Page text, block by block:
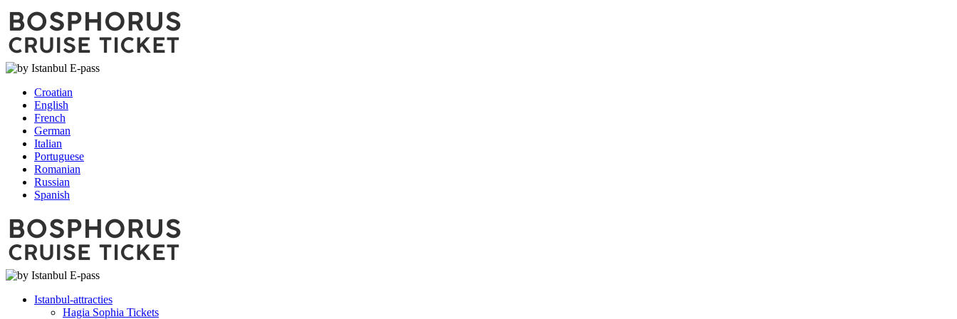
Croatian
English
French
German
Italian
Portuguese
Romanian
Russian
Spanish
Istanbul-attracties
Hagia Sophia Tickets